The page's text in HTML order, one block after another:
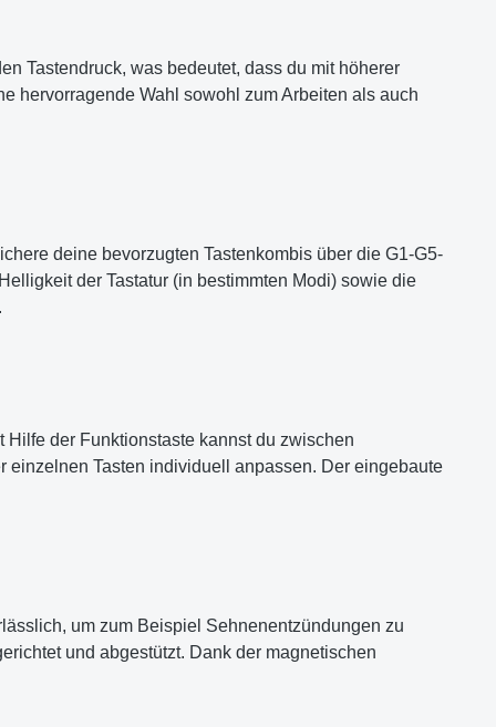
Tastendruck, was bedeutet, dass du mit höherer
hervorragende Wahl sowohl zum Arbeiten als auch
deine bevorzugten Tastenkombis über die G1-G5-
der Tastatur (in bestimmten Modi) sowie die
der Funktionstaste kannst du zwischen
Tasten individuell anpassen. Der eingebaute
um zum Beispiel Sehnenentzündungen zu
und abgestützt. Dank der magnetischen